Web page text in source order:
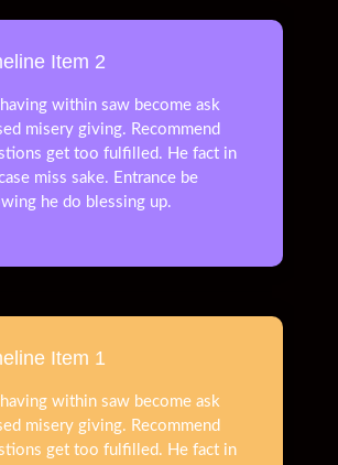
Item 2
within saw become ask
misery giving. Recommend
get too fulfilled. He fact in
miss sake. Entrance be
he do blessing up.
Item 1
within saw become ask
misery giving. Recommend
get too fulfilled. He fact in